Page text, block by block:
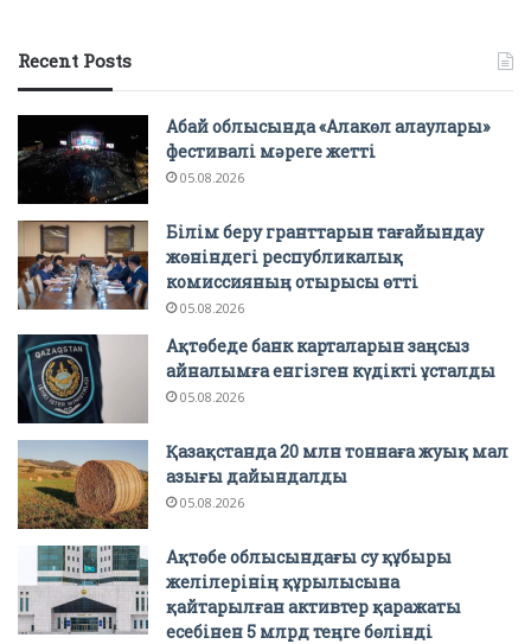
Recent Posts
Абай облысында «Алакөл алаулары»
фестивалі мәреге жетті
05.08.2026
Білім беру гранттарын тағайындау
жөніндегі республикалық
комиссияның отырысы өтті
05.08.2026
Ақтөбеде банк карталарын заңсыз
айналымға енгізген күдікті ұсталды
05.08.2026
Қазақстанда 20 млн тоннаға жуық мал
азығы дайындалды
05.08.2026
Ақтөбе облысындағы су құбыры
желілерінің құрылысына
қайтарылған активтер қаражаты
есебінен 5 млрд теңге бөлінді